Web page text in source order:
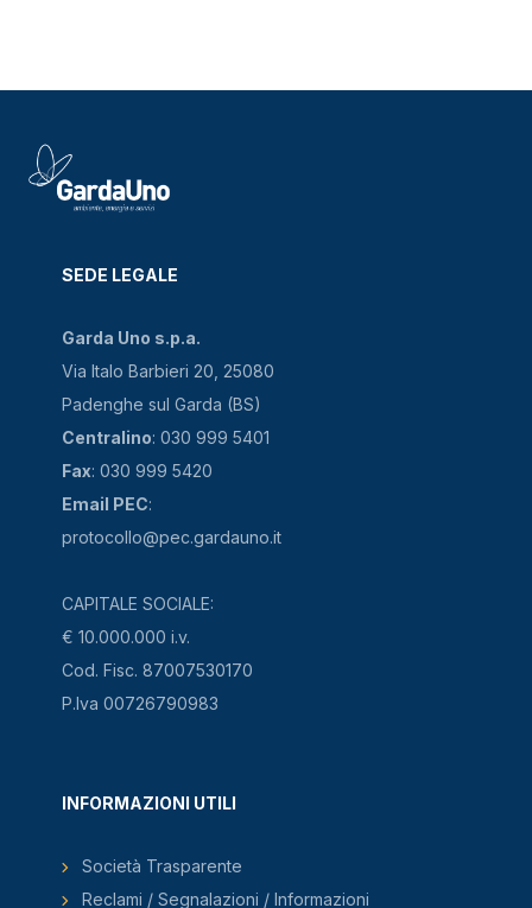
SEDE LEGALE
Garda Uno s.p.a.
Via Italo Barbieri 20, 25080
Padenghe sul Garda (BS)
Centralino: 030 999 5401
Fax: 030 999 5420
Email PEC:
protocollo@pec.gardauno.it
CAPITALE SOCIALE:
€ 10.000.000 i.v.
Cod. Fisc. 87007530170
P.Iva 00726790983
INFORMAZIONI UTILI
Società Trasparente
Reclami / Segnalazioni / Informazioni